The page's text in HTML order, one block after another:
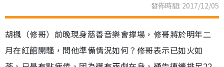
發佈時間: 2017/12/05
胡楓（修哥）前晚現身慈善音樂會撑場，修哥將於明年二
月在紅館開騷，問他準備情況如何？修哥表示已如火如